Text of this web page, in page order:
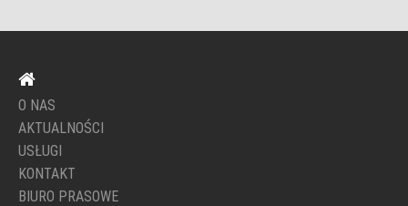
O NAS
AKTUALNOŚCI
USŁUGI
KONTAKT
BIURO PRASOWE